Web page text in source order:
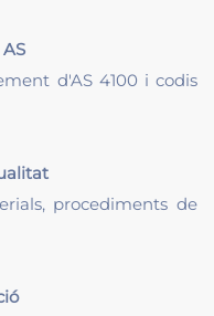
d'AS 4100 i codis
procediments de